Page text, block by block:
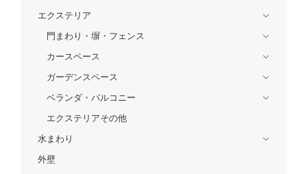
エクステリア
門まわり・塀・フェンス
カースペース
ガーデンスペース
ベランダ・バルコニー
エクステリアその他
水まわり
外壁